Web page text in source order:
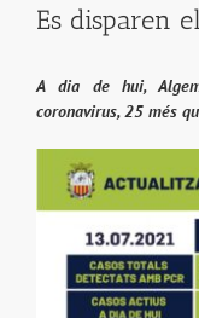
Es disparen
A dia de hui,
coronavirus, 25 més